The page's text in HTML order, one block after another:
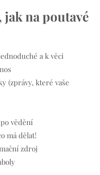
jak na poutavé
a k věci
(zprávy, které vaše
vědění
má dělat!
zdroj